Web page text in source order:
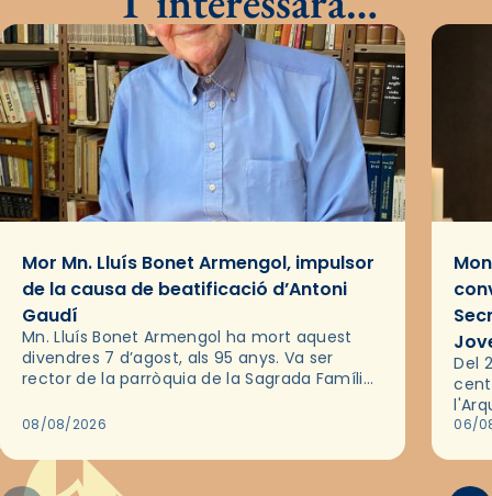
Mor Mn. Lluís Bonet Armengol, impulsor
de la causa de beatificació d’Antoni
Gaudí
Mn. Lluís Bonet Armengol ha mort aquest
divendres 7 d’agost, als 95 anys. Va ser
rector de la parròquia de la Sagrada Família
2018,…
08/08/2026
Del
les
06/